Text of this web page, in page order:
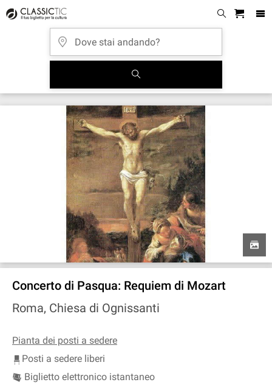
Concerto di Pasqua: Requiem di Mozart
Roma, Chiesa di Ognissanti
Pianta dei posti a sedere
Posti a sedere liberi
Biglietto elettronico istantaneo